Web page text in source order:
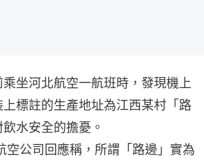
坐河北航空一航班時，發現機上
標註的生產地址為江西某村「路
水安全的擔憂。
空公司回應稱，所謂「路邊」實為